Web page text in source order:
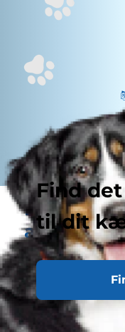
Find
til dit
Fodring
at tænke